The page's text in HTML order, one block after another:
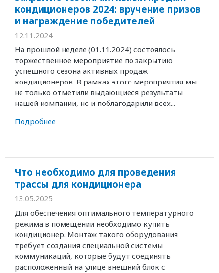
кондиционеров 2024: вручение призов
и награждение победителей
12.11.2024
На прошлой неделе (01.11.2024) состоялось
торжественное мероприятие по закрытию
успешного сезона активных продаж
кондиционеров. В рамках этого мероприятия мы
не только отметили выдающиеся результаты
нашей компании, но и поблагодарили всех...
Подробнее
Что необходимо для проведения
трассы для кондиционера
13.05.2025
Для обеспечения оптимального температурного
режима в помещении необходимо купить
кондиционер. Монтаж такого оборудования
требует создания специальной системы
коммуникаций, которые будут соединять
расположенный на улице внешний блок с